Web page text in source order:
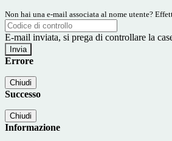
Non hai una e-mail associata al nome utente?
E-mail inviata, si prega di controllare la
Errore
Chiudi
Successo
Chiudi
Informazione